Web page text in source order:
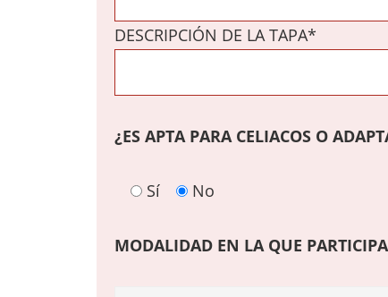
DESCRIPCIÓN DE LA TAPA*
¿ES APTA PARA CELIACOS O
Sí No
MODALIDAD EN LA QUE